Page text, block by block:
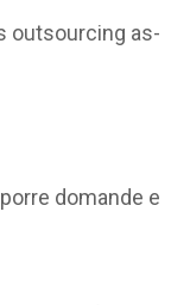
outsourcing as-
domande e